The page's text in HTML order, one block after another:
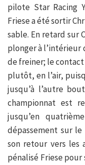
pilote Star Racing
Friese a été sortir
sable. En retard sur
plonger à l’intérieur
de freiner; le contact
plutôt, en l’air,
jusqu’à l’autre
championnat est
jusqu’en
dépassement sur
son retour vers les
pénalisé Friese